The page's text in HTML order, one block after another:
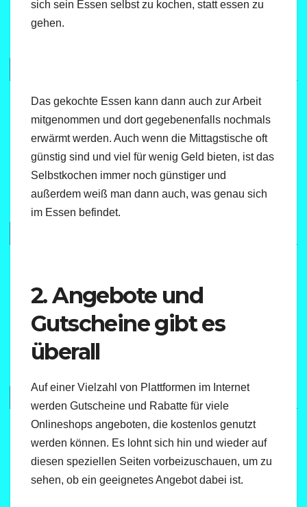
sich sein Essen selbst zu kochen, statt essen zu
gehen.
Das gekochte Essen kann dann auch zur Arbeit
mitgenommen und dort gegebenenfalls nochmals
erwärmt werden. Auch wenn die Mittagstische oft
günstig sind und viel für wenig Geld bieten, ist das
Selbstkochen immer noch günstiger und
außerdem weiß man dann auch, was genau sich
im Essen befindet.
2. Angebote und
Gutscheine gibt es
überall
Auf einer Vielzahl von Plattformen im Internet
werden Gutscheine und Rabatte für viele
Onlineshops angeboten, die kostenlos genutzt
werden können. Es lohnt sich hin und wieder auf
diesen speziellen Seiten vorbeizuschauen, um zu
sehen, ob ein geeignetes Angebot dabei ist.